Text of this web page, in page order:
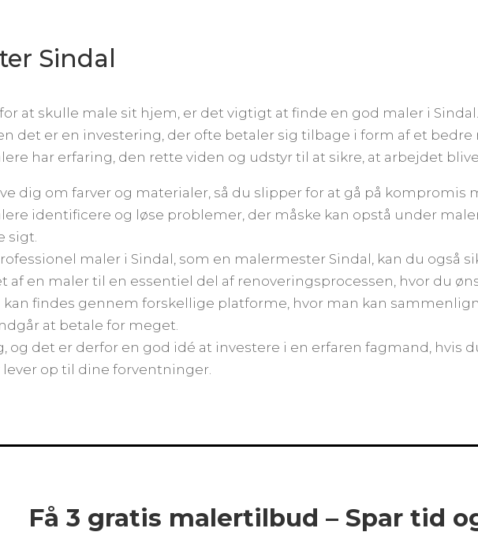
Sindal
at skulle male sit hjem, er det vigtigt at finde en god maler i
det er en investering, der ofte betaler sig tilbage i form af et
har erfaring, den rette viden og udstyr til at sikre, at arbejdet
dig om farver og materialer, så du slipper for at gå på kompromis
identificere og løse problemer, der måske kan opstå under
sigt.
maler i Sindal, som en malermester Sindal, kan du også
af en maler til en essentiel del af renoveringsprocessen, hvor du
findes gennem forskellige platforme, hvor man kan
at betale for meget.
og det er derfor en god idé at investere i en erfaren fagmand, hvis
op til dine forventninger.
Få 3 gratis malertilbud – Spar tid